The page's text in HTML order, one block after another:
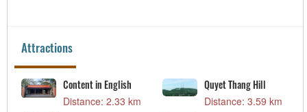
Attractions
Content in English
Distance: 2.33 km
Quyet Thang Hill
Distance: 3.59 km